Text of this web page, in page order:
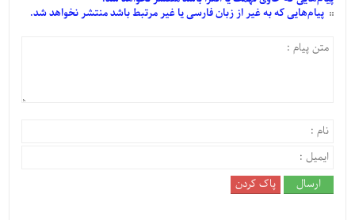
پیام‌هاییکه به غیر از زبان فارسی یا غیر مرتبط باشد منتشر نخواهد شد.